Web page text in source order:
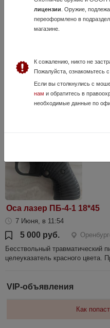
Травматический
17 000 руб.
Продам травматический
базе боевого пистолета ПСМ.
магазина, кобура скрытого
Пистолет ...
Оса лазер ПБ-4-1 18*45
7 Июня, в 11:54
5 000 руб.
Бесствольный травматический
целеуказатель красного цвета.
лицензии . Оружие,
переоформлено в
магазине.
К сожалению, никто не
Пожалуйста, ознакомьтесь с
Если вы столкнулись с
нам и обратитесь в
необходимые данные по
VIP-объявления
Как